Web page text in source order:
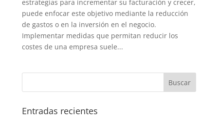
estrategias para incrementar su facturación y crecer,
puede enfocar este objetivo mediante la reducción
de gastos o en la inversión en el negocio.
Implementar medidas que permitan reducir los
costes de una empresa suele...
Entradas recientes